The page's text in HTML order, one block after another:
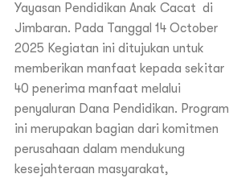
Yayasan Pendidikan Anak Cacat di
Jimbaran. Pada Tanggal 14 October
2025 Kegiatan ini ditujukan untuk
memberikan manfaat kepada sekitar
40 penerima manfaat melalui
penyaluran Dana Pendidikan. Program
ini merupakan bagian dari komitmen
perusahaan dalam mendukung
kesejahteraan masyarakat,